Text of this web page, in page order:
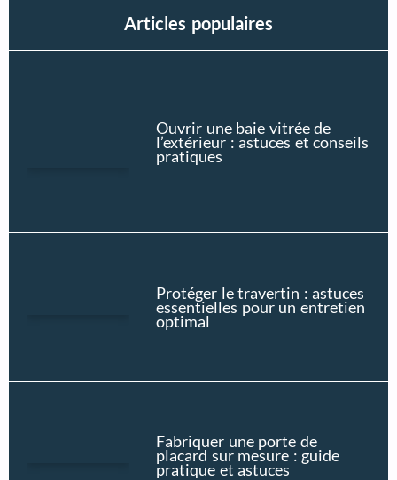
Articles populaires
Ouvrir une baie vitrée de
l’extérieur : astuces et conseils
pratiques
Protéger le travertin : astuces
essentielles pour un entretien
optimal
Fabriquer une porte de
placard sur mesure : guide
pratique et astuces